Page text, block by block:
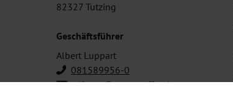
82327 Tutzing
Geschäftsführer
Albert Luppart
081589956-0
stiftung@petermaffay.de